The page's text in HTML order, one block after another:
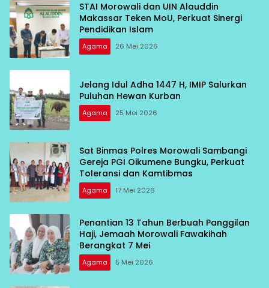
STAI Morowali dan UIN Alauddin
Makassar Teken MoU, Perkuat Sinergi
Pendidikan Islam
Agama 26 Mei 2026
Jelang Idul Adha 1447 H, IMIP Salurkan
Puluhan Hewan Kurban
Agama 25 Mei 2026
Sat Binmas Polres Morowali Sambangi
Gereja PGI Oikumene Bungku, Perkuat
Toleransi dan Kamtibmas
Agama 17 Mei 2026
Penantian 13 Tahun Berbuah Panggilan
Haji, Jemaah Morowali Fawakihah
Berangkat 7 Mei
Agama 5 Mei 2026